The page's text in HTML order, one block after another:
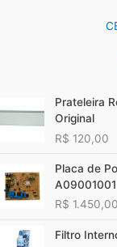
Prateleira
Original
R$ 120,00
Placa de
A09001001
R$ 1.450,00
Filtro